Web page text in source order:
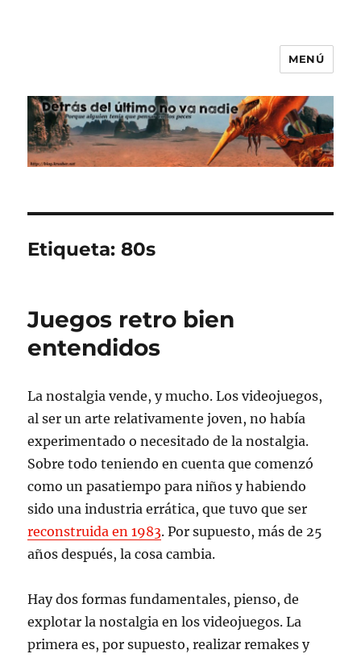
Detrás del último no va nadie
MENÚ
Etiqueta:80s
Juegos retro bien
entendidos
La nostalgia vende, y mucho. Los videojuegos,
al ser un arte relativamente joven, no había
experimentado o necesitado de la nostalgia.
Sobre todo teniendo en cuenta que comenzó
como un pasatiempo para niños y habiendo
sido una industria errática, que tuvo que ser
reconstruida en 1983. Por supuesto, más de 25
años después, la cosa cambia.
Hay dos formas fundamentales, pienso, de
explotar la nostalgia en los videojuegos. La
primera es, por supuesto, realizar remakes y